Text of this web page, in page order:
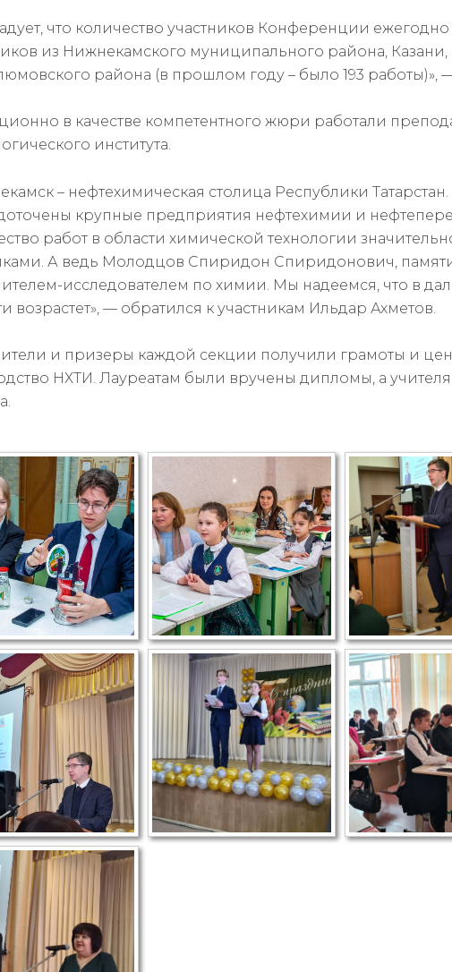
что количество участников Конференции ежегодно
из Нижнекамского муниципального района,
района (в прошлом году – было 193 работы)»,
в качестве компетентного жюри работали
института.
– нефтехимическая столица Республики
крупные предприятия нефтехимии и
работ в области химической технологии
А ведь Молодцов Спиридон Спиридонович,
исследователем по химии. Мы надеемся, что в
возрастет», — обратился к участникам Ильдар Ахметов.
и призеры каждой секции получили грамоты и
НХТИ. Лауреатам были вручены дипломы, а